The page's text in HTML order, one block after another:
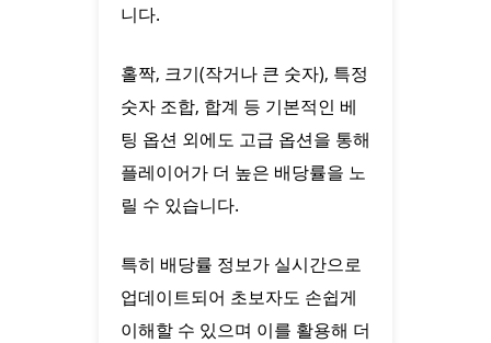
니다.
홀짝, 크기(작거나 큰 숫자), 특정
숫자 조합, 합계 등 기본적인 베
팅 옵션 외에도 고급 옵션을 통해
플레이어가 더 높은 배당률을 노
릴 수 있습니다.
특히 배당률 정보가 실시간으로
업데이트되어 초보자도 손쉽게
이해할 수 있으며 이를 활용해 더